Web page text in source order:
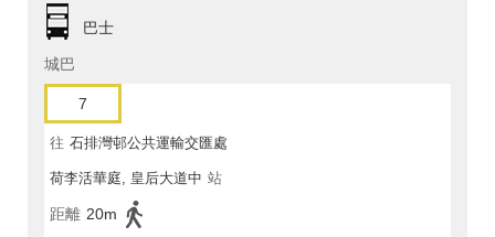
巴士
城巴
7
往 石排灣邨公共運輸交匯處
荷李活華庭, 皇后大道中 站
距離 20m